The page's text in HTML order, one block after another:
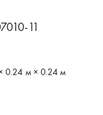
11
0.24 м × 0.24 м